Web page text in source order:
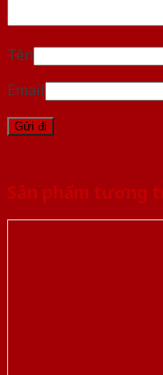
Tên
Email
Sản phẩm tương